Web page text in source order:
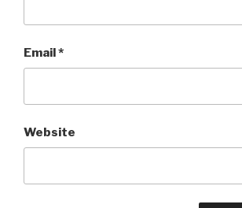
Email*
Website